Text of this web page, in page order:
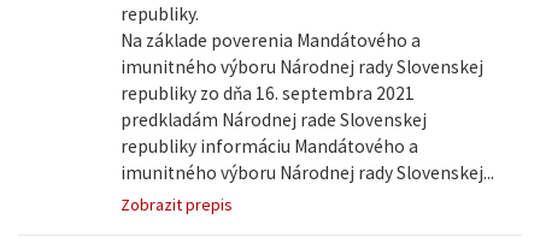
republiky.
Na základe poverenia Mandátového a
imunitného výboru Národnej rady Slovenskej
republiky zo dňa 16. septembra 2021
predkladám Národnej rade Slovenskej
republiky informáciu Mandátového a
imunitného výboru Národnej rady Slovenskej...
Zobrazit prepis